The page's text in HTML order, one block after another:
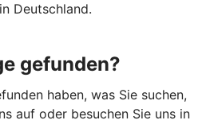
Deutschland.
gefunden?
haben, was Sie suchen,
auf oder besuchen Sie uns in